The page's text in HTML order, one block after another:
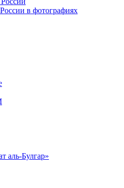
в фотографиях
аль-Булгар»